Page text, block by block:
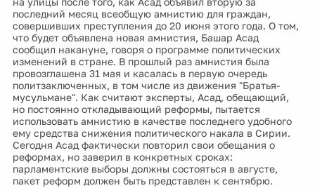
последний месяц всеобщую амнистию для граждан,
совершивших преступления до 20 июня этого года. О том,
что будет объявлена новая амнистия, Башар Асад
сообщил накануне, говоря о программе политических
изменений в стране. В прошлый раз амнистия была
провозглашена 31 мая и касалась в первую очередь
политзаключенных, в том числе из движения "Братья-
мусульмане". Как считают эксперты, Асад, обещающий,
но постоянно откладывающий реформы, пытается
использовать амнистию в качестве последнего удобного
ему средства снижения политического накала в Сирии.
Сегодня Асад фактически повторил свои обещания о
реформах, но заверил в конкретных сроках:
парламентские выборы должны состояться в августе,
пакет реформ должен быть представлен к сентябрю.